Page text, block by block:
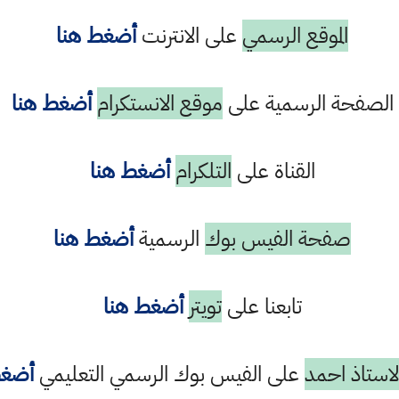
الموقع الرسمي على الانترنتأضغط هنا
الصفحة الرسمية على موقع الانستكرام أضغط هنا
القناة على التلكرام أضغط هنا
صفحة الفيس بوك الرسميةأضغط هنا
تابعنا علىتويتر أضغط هنا
احمدعلى الفيس بوك الرسمي التعليمي